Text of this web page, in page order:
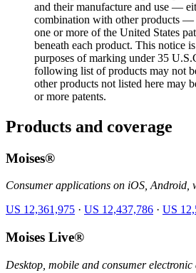
and their manufacture and use —
combination with other products —
one or more of the United States
beneath each product. This notice
purposes of marking under 35
following list of products may not
other products not listed here may
or more patents.
Products and coverage
Moises®
Consumer applications on iOS, Android,
US 12,361,975 · US 12,437,786 · US
Moises Live®
Desktop, mobile and consumer